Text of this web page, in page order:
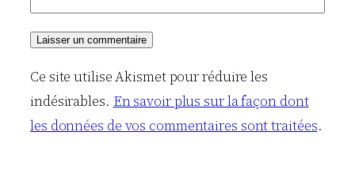
Ce site utilise Akismet pour réduire les
indésirables. En savoir plus sur la façon dont
les données de vos commentaires sont traitées.